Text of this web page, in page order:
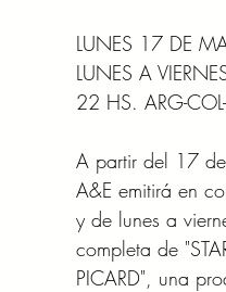
LUNES 17 DE
LUNES A
22 HS. ARG-
A partir del 17
A&E emitirá en
y de lunes a
completa de
PICARD", una